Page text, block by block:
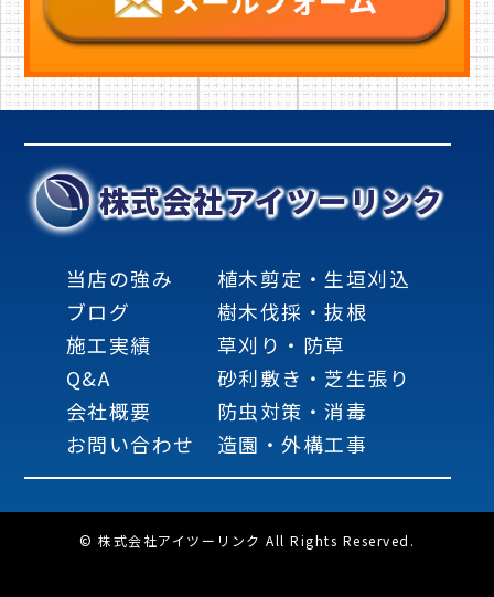
株式会社アイツーリンク
当店の強み
ブログ
施工実績
Q&A
会社概要
お問い合わせ
植木剪定・生垣刈込
樹木伐採・抜根
草刈り・防草
砂利敷き・芝生張り
防虫対策・消毒
造園・外構工事
© 株式会社アイツーリンク All Rights Reserved.